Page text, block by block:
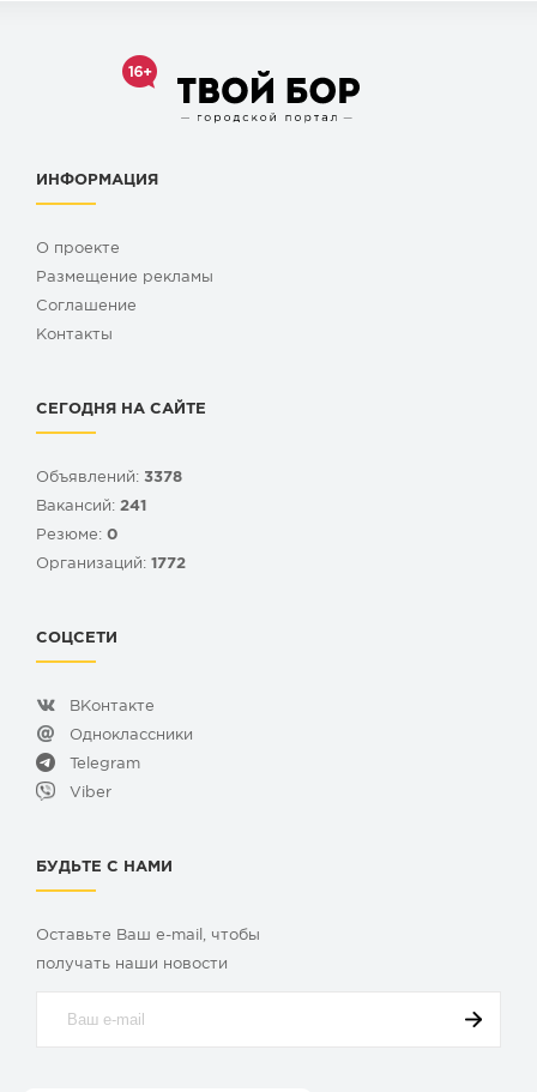
ИНФОРМАЦИЯ
О проекте
Размещение рекламы
Cоглашение
Контакты
СЕГОДНЯ НА САЙТЕ
Объявлений: 3378
Вакансий: 241
Резюме: 0
Организаций: 1772
СОЦСЕТИ
ВКонтакте
Одноклассники
Telegram
Viber
БУДЬТЕ С НАМИ
Оставьте Ваш e-mail, чтобы
получать наши новости